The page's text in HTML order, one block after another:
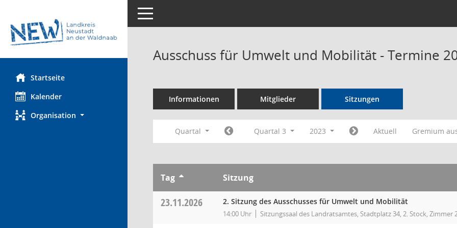
Startseite
Kalender
Organisation
Toggle navigation
Ausschuss für Umwelt und Mobilität - Termine
Informationen Mitglieder Sitzungen
Quartal Quartal 3 2023 Aktuell Gremium
Tag Sitzung
23.11.2026 2. Sitzung des Ausschusses für Umwelt und Mobilität
14:00 Uhr Sitzungssaal des Landratsamtes, Stadtplatz 34, 2. Stock, Zimmer